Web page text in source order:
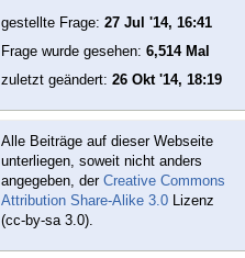
gestellte Frage: 27 Jul '14, 16:41
Frage wurde gesehen: 6,514 Mal
zuletzt geändert: 26 Okt '14, 18:19
Alle Beiträge auf dieser Webseite
unterliegen, soweit nicht anders
angegeben, der Creative Commons
Attribution Share-Alike 3.0 Lizenz
(cc-by-sa 3.0).